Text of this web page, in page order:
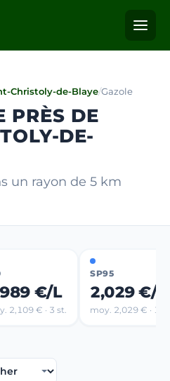
Christoly-de-Blaye/Gazole
PRÈS DE
DE-
un rayon de 5 km
€/L
2,109 € · 3 st.
SP95
2,029 €/L
moy. 2,029 € · 1